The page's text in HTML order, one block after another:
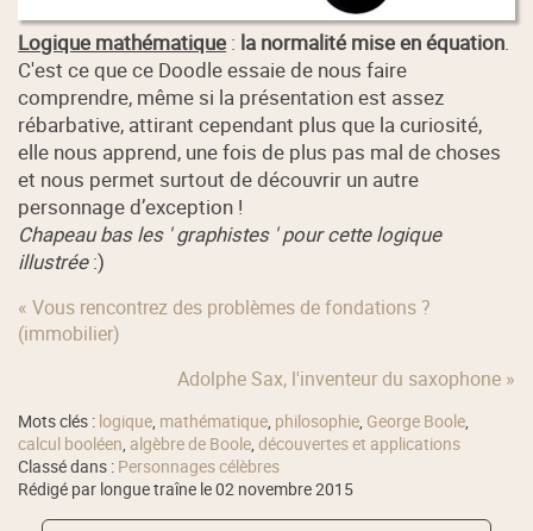
Logique mathématique : la normalité mise en équation.
C'est ce que ce Doodle essaie de nous faire
comprendre, même si la présentation est assez
rébarbative, attirant cependant plus que la curiosité,
elle nous apprend, une fois de plus pas mal de choses
et nous permet surtout de découvrir un autre
personnage d’exception !
Chapeau bas les ' graphistes ' pour cette logique
illustrée:)
« Vous rencontrez des problèmes de fondations ?
(immobilier)
Adolphe Sax, l'inventeur du saxophone »
Mots clés : logique, mathématique, philosophie, George Boole,
calcul booléen, algèbre de Boole,découvertes et applications
Classé dans : Personnages célèbres
Rédigé par longue traîne le 02 novembre 2015